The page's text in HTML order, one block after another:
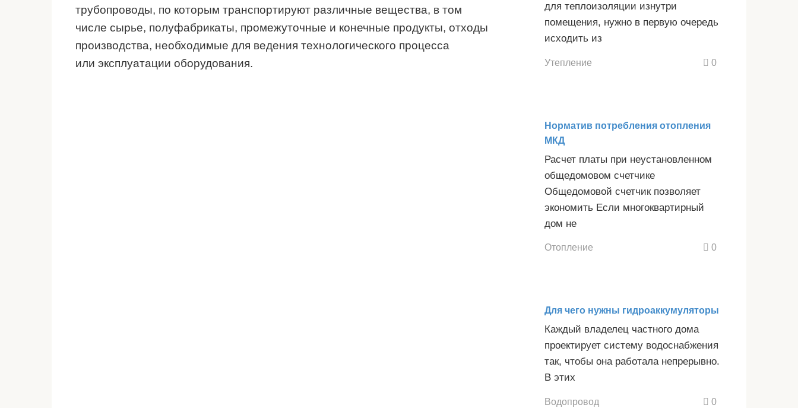
трубопроводы, по которым транспортируют различные вещества, в том
числе сырье, полуфабрикаты, промежуточные и конечные продукты, отходы
производства, необходимые для ведения технологического процесса
или эксплуатации оборудования.
для теплоизоляции изнутри
помещения, нужно в первую очередь
исходить из
Утепление 0
Норматив потребления отопления
МКД
Расчет платы при неустановленном
общедомовом счетчике
Общедомовой счетчик позволяет
экономить Если многоквартирный
дом не
Отопление 0
Для чего нужны гидроаккумуляторы
Каждый владелец частного дома
проектирует систему водоснабжения
так, чтобы она работала непрерывно.
В этих
Водопровод 0